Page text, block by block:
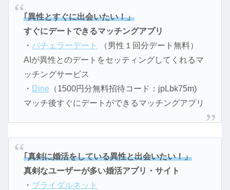
｢異性とすぐに出会いたい！」
すぐにデートできるマッチングアプリ
・ バチェラーデート
（男性１回分デート無料）
AIが異性とのデートをセッティングしてくれるマ
ッチングサービス
・ Dine （1500円分無料招待コード：jpLbk75m)
マッチ後すぐにデートができるマッチングアプリ
｢真剣に婚活をしている異性と出会いたい！」
真剣なユーザーが多い婚活アプリ・サイト
・ ブライダルネット